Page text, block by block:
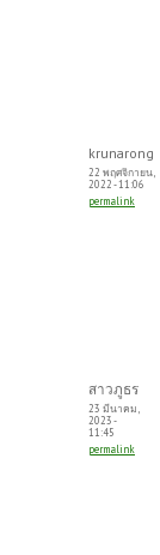
krunarong
22 พฤศจิกายน,
2022 - 11:06
permalink
สาวภูธร
23 มีนาคม,
2023 -
11:45
permalink